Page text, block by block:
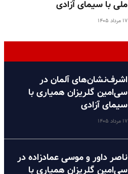
ملی با سیمای آزادی
۱۷ مرداد ۱۴۰۵
اشرف‌نشان‌های آلمان در
سی‌امین گلریزان همیاری با
سیمای آزادی
۱۷ مرداد ۱۴۰۵
ناصر داور و موسی عمادزاده در
سی‌امین گلریزان همیاری با